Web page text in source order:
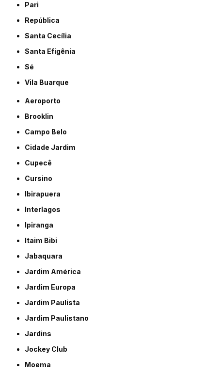
Pari
República
Santa Cecília
Santa Efigênia
Sé
Vila Buarque
Aeroporto
Brooklin
Campo Belo
Cidade Jardim
Cupecê
Cursino
Ibirapuera
Interlagos
Ipiranga
Itaim Bibi
Jabaquara
Jardim América
Jardim Europa
Jardim Paulista
Jardim Paulistano
Jardins
Jockey Club
Moema